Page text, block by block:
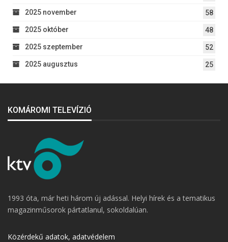
2025 november 58
2025 október 48
2025 szeptember 52
2025 augusztus 25
KOMÁROMI TELEVÍZIÓ
1993 óta, már heti három új adással. Helyi hírek és a tematikus
magazinműsorok pártatlanul, sokoldalúan.
Közérdekű adatok, adatvédelem